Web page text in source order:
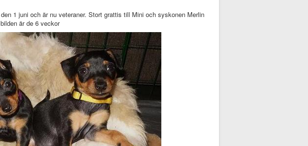
1 juni och är nu veteraner. Stort grattis till Mini och syskonen Merlin
är de 6 veckor